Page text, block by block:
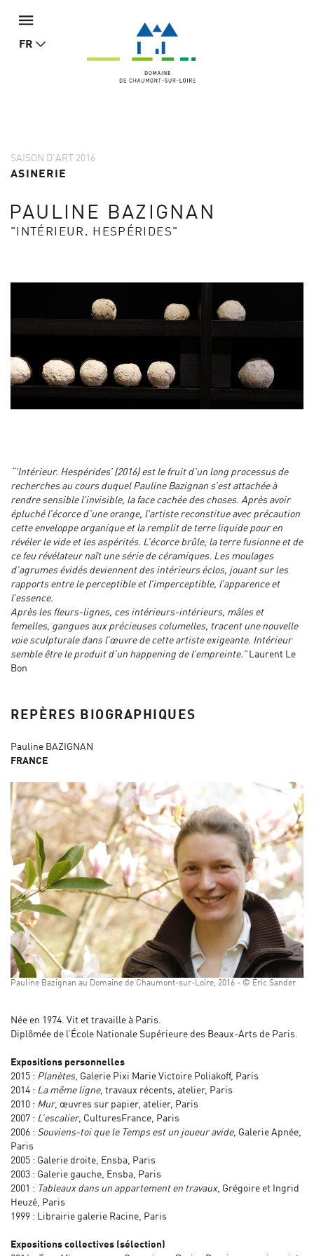
FR
SAISON D'ART 2016
ASINERIE
PAULINE BAZIGNAN
"INTÉRIEUR. HESPÉRIDES"
“’Intérieur. Hespérides’ (2016) est le fruit d’un long processus de
recherches au cours duquel Pauline Bazignan s’est attachée à
rendre sensible l’invisible, la face cachée des choses. Après avoir
épluché l’écorce d’une orange, l’artiste reconstitue avec précaution
cette enveloppe organique et la remplit de terre liquide pour en
révéler le vide et les aspérités. L’écorce brûle, la terre fusionne et de
ce feu révélateur naît une série de céramiques. Les moulages
d’agrumes évidés deviennent des intérieurs éclos, jouant sur les
rapports entre le perceptible et l’imperceptible, l’apparence et
l’essence.
Après les fleurs-lignes, ces intérieurs-intérieurs, mâles et
femelles, gangues aux précieuses columelles, tracent une nouvelle
voie sculpturale dans l’œuvre de cette artiste exigeante. Intérieur
semble être le produit d’un happening de l’empreinte.”Laurent Le
Bon
REPÈRES BIOGRAPHIQUES
Pauline BAZIGNAN
FRANCE
Pauline Bazignan au Domaine de Chaumont-sur-Loire, 2016 - © Éric Sander
Née en 1974. Vit et travaille à Paris.
Diplômée de l’École Nationale Supérieure des Beaux-Arts de Paris.
Expositions personnelles
2015 : Planètes, Galerie Pixi Marie Victoire Poliakoff, Paris
2014 : La même ligne, travaux récents, atelier, Paris
2010 : Mur, œuvres sur papier, atelier, Paris
2007 : L’escalier, CulturesFrance, Paris
2006 : Souviens-toi que le Temps est un joueur avide, Galerie Apnée,
Paris
2005 : Galerie droite, Ensba, Paris
2003 : Galerie gauche, Ensba, Paris
2001 : Tableaux dans un appartement en travaux, Grégoire et Ingrid
Heuzé, Paris
1999 : Librairie galerie Racine, Paris
Expositions collectives (sélection)